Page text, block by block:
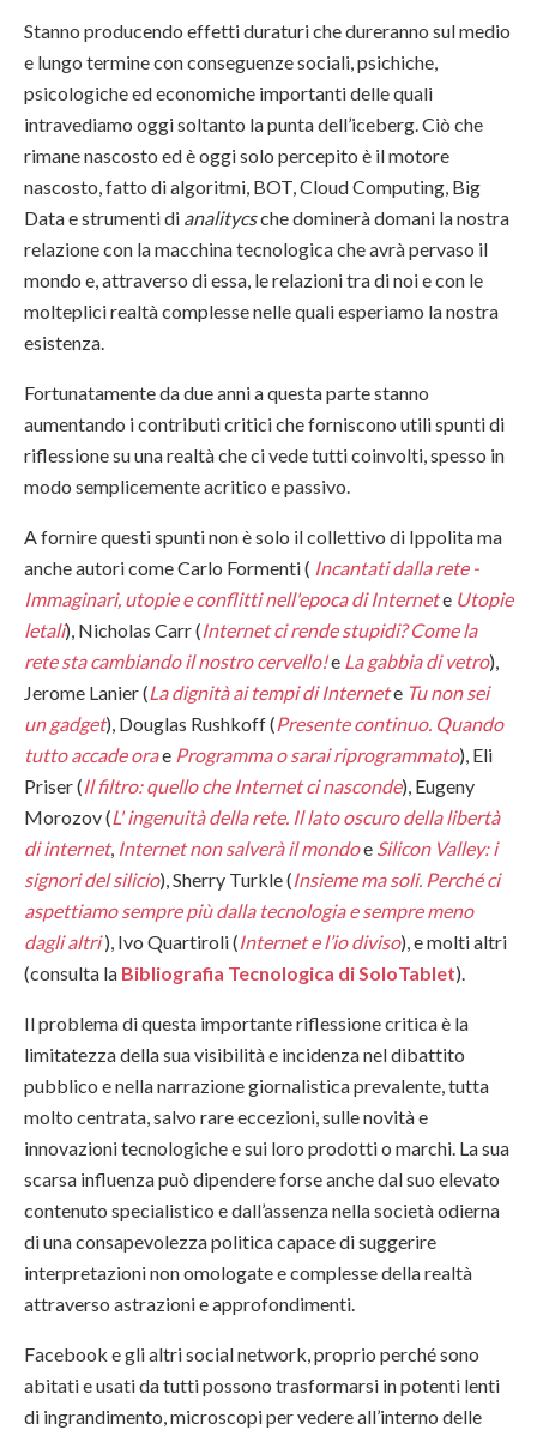
Stanno producendo effetti duraturi che dureranno sul medio
e lungo termine con conseguenze sociali, psichiche,
psicologiche ed economiche importanti delle quali
intravediamo oggi soltanto la punta dell’iceberg. Ciò che
rimane nascosto ed è oggi solo percepito è il motore
nascosto, fatto di algoritmi, BOT, Cloud Computing, Big
Data e strumenti di analitycsche dominerà domani la nostra
relazione con la macchina tecnologica che avrà pervaso il
mondo e, attraverso di essa, le relazioni tra di noi e con le
molteplici realtà complesse nelle quali esperiamo la nostra
esistenza.
Fortunatamente da due anni a questa parte stanno
aumentando i contributi critici che forniscono utili spunti di
riflessione su una realtà che ci vede tutti coinvolti, spesso in
modo semplicemente acritico e passivo.
A fornire questi spunti non è solo il collettivo di Ippolita ma
anche autori come Carlo Formenti ( Incantati dalla rete -
Immaginari, utopie e conflitti nell'epoca di Internete Utopie
letali), Nicholas Carr (Internet ci rende stupidi? Come la
rete sta cambiando il nostro cervello!e La gabbia di vetro),
Jerome Lanier (La dignità ai tempi di Internete Tu non sei
un gadget), Douglas Rushkoff (Presente continuo. Quando
tutto accade orae Programma o sarai riprogrammato), Eli
Priser (Il filtro: quello che Internet ci nasconde), Eugeny
Morozov (L' ingenuità della rete. Il lato oscuro della libertà
di internet, Internet non salverà il mondoe Silicon Valley: i
signori del silicio), Sherry Turkle (Insieme ma soli. Perché ci
aspettiamo sempre più dalla tecnologia e sempre meno
dagli altri ), Ivo Quartiroli (Internet e l’io diviso), e molti altri
(consulta la Bibliografia Tecnologica di SoloTablet).
Il problema di questa importante riflessione critica è la
limitatezza della sua visibilità e incidenza nel dibattito
pubblico e nella narrazione giornalistica prevalente, tutta
molto centrata, salvo rare eccezioni, sulle novità e
innovazioni tecnologiche e sui loro prodotti o marchi. La sua
scarsa influenza può dipendere forse anche dal suo elevato
contenuto specialistico e dall’assenza nella società odierna
di una consapevolezza politica capace di suggerire
interpretazioni non omologate e complesse della realtà
attraverso astrazioni e approfondimenti.
Facebook e gli altri social network, proprio perché sono
abitati e usati da tutti possono trasformarsi in potenti lenti
di ingrandimento, microscopi per vedere all’interno delle